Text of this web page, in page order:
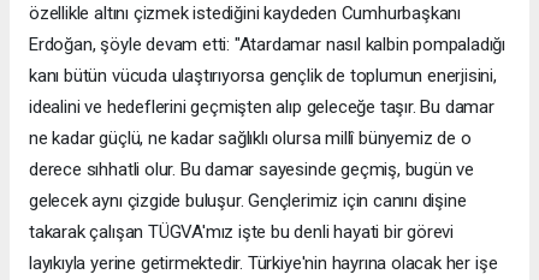
özellikle altını çizmek istediğini kaydeden Cumhurbaşkanı
Erdoğan, şöyle devam etti: "Atardamar nasıl kalbin pompaladığı
kanı bütün vücuda ulaştırıyorsa gençlik de toplumun enerjisini,
idealini ve hedeflerini geçmişten alıp geleceğe taşır. Bu damar
ne kadar güçlü, ne kadar sağlıklı olursa millî bünyemiz de o
derece sıhhatli olur. Bu damar sayesinde geçmiş, bugün ve
gelecek aynı çizgide buluşur. Gençlerimiz için canını dişine
takarak çalışan TÜGVA'mız işte bu denli hayati bir görevi
layıkıyla yerine getirmektedir. Türkiye'nin hayrına olacak her işe